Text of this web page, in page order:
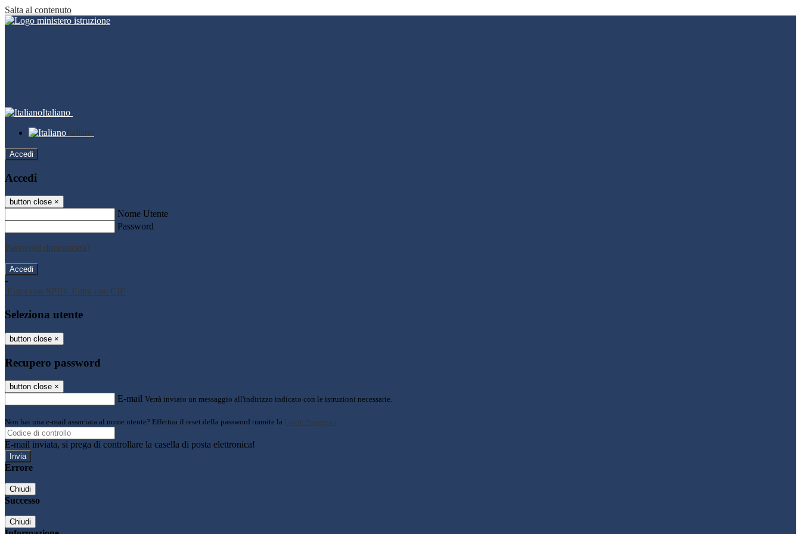
Salta al contenuto
Italiano
Italiano
Accedi
Accedi
button close ×
Nome Utente
Password
Password dimenticata?
-
Entra con SPID Entra con CIE
Seleziona utente
button close ×
Recupero password
button close ×
E-mail Verrà inviato un messaggio all'indirizzo indicato con le istruzioni necessarie.
Non hai una e-mail associata al nome utente? Effettua il reset della password tramite la Login Spaggiari
E-mail inviata, si prega di controllare la casella di posta elettronica!
Errore
Chiudi
Successo
Chiudi